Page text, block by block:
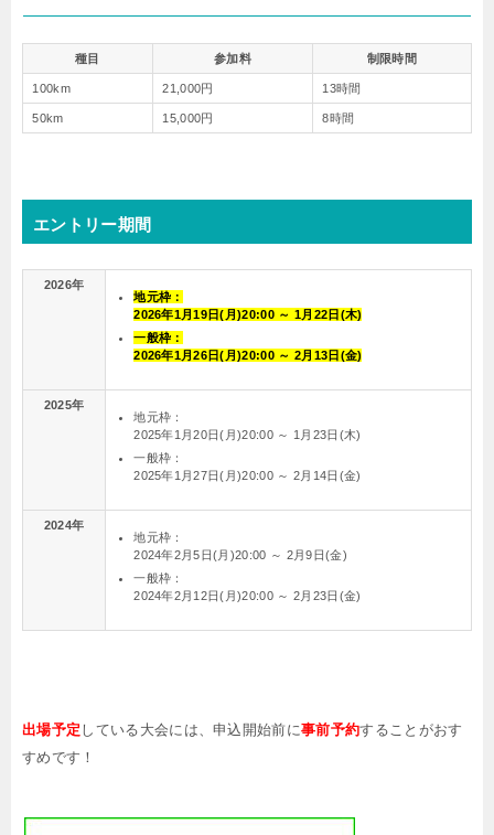
種目 参加料 制限時間
100km 21,000円 13時間
50km 15,000円 8時間
エントリー期間
2026年
地元枠：
2026年1月19日(月)20:00 ～ 1月22日(木)
一般枠：
2026年1月26日(月)20:00 ～ 2月13日(金)
2025年
地元枠：
2025年1月20日(月)20:00 ～ 1月23日(木)
一般枠：
2025年1月27日(月)20:00 ～ 2月14日(金)
2024年
地元枠：
2024年2月5日(月)20:00 ～ 2月9日(金)
一般枠：
2024年2月12日(月)20:00 ～ 2月23日(金)
出場予定 している大会には、申込開始前に事前予約することがおす
すめです！